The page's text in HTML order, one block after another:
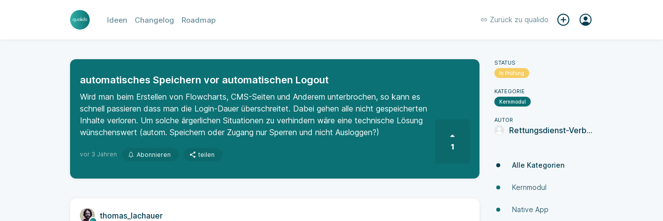
Ideen Changelog Roadmap Zurück zu qualido
automatisches Speichern vor automatischen Logout
Wird man beim Erstellen von Flowcharts, CMS-Seiten und Anderem unterbrochen, so kann es
schnell passieren dass man die Login-Dauer überschreitet. Dabei gehen alle nicht gespeicherten
Inhalte verloren. Um solche ärgerlichen Situationen zu verhindern wäre eine technische Lösung
wünschenswert (autom. Speichern oder Zugang nur Sperren und nicht Ausloggen?)
vor 3 Jahren Abonnieren teilen
1
thomas_lachauer
STATUS
In Prüfung
KATEGORIE
Kernmodul
AUTOR
Rettungsdienst-Verbund Stormarn
Alle Kategorien
Kernmodul
Native App